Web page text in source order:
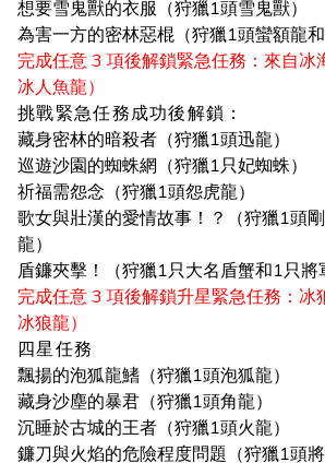
想要雪鬼獸的衣服（狩獵1頭雪鬼獸）
為害一方的密林惡棍（狩獵1頭蠻額龍和
完成任意 3 項後解鎖緊急任務：來自冰
冰人魚龍）
挑戰緊急任務成功後解鎖：
藏身密林的暗殺者（狩獵1頭迅龍）
巡遊沙園的蜘蛛網（狩獵1只妃蜘蛛）
祈福需怨念（狩獵1頭怨虎龍）
歌女與壯漢的愛情故事！？（狩獵1頭
龍）
盾鐮夾擊！（狩獵1只大名盾蟹和1只將
完成任意 3 項後解鎖升星緊急任務：冰
冰狼龍）
四星任務
飄揚的泡狐龍鰭（狩獵1頭泡狐龍）
藏身沙塵的暴君（狩獵1頭角龍）
沉睡於古城的王者（狩獵1頭火龍）
鐮刀與火焰的危險程度問題（狩獵1頭